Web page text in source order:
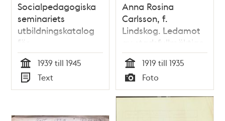
Socialpedagogiska
seminariets
utbildningskatalog
för
”småbarnsfostrarinnor”
- 1939
Tid
1939 till 1945
Typ
Text
Anna Rosina
Carlsson, f.
Lindskog. Ledamot
av stadsfullmäktige
1919-1935
Tid
1919 till 1935
Typ
Foto